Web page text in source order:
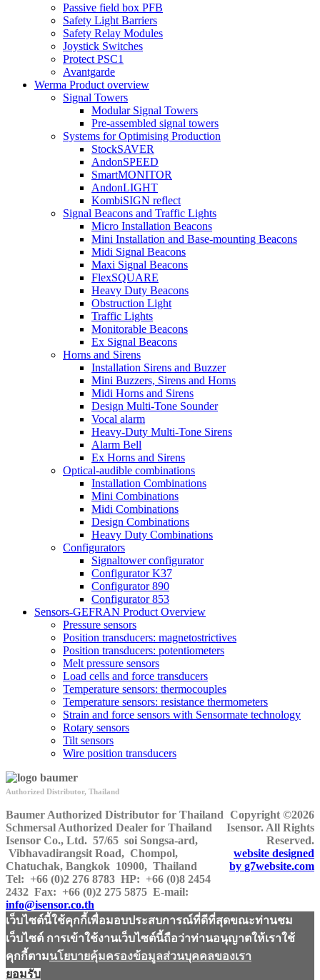
Passive field box PFB
Safety Light Barriers
Safety Relay Modules
Joystick Switches
Protect PSC1
Avantgarde
Werma Product overview
Signal Towers
Modular Signal Towers
Pre-assembled signal towers
Systems for Optimising Production
StockSAVER
AndonSPEED
SmartMONITOR
AndonLIGHT
KombiSIGN reflect
Signal Beacons and Traffic Lights
Micro Installation Beacons
Mini Installation and Base-mounting Beacons
Midi Signal Beacons
Maxi Signal Beacons
FlexSQUARE
Heavy Duty Beacons
Obstruction Light
Traffic Lights
Monitorable Beacons
Ex Signal Beacons
Horns and Sirens
Installation Sirens and Buzzer
Mini Buzzers, Sirens and Horns
Midi Horns and Sirens
Design Multi-Tone Sounder
Vocal alarm
Heavy-Duty Multi-Tone Sirens
Alarm Bell
Ex Horns and Sirens
Optical-audible combinations
Installation Combinations
Mini Combinations
Midi Combinations
Design Combinations
Heavy Duty Combinations
Configurators
Signaltower configurator
Configurator K37
Configurator 890
Configurator 853
Sensors-GEFRAN Product Overview
Pressure sensors
Position transducers: magnetostrictives
Position transducers: potentiometers
Melt pressure sensors
Load cells and force transducers
Temperature sensors: thermocouples
Temperature sensors: resistance thermometers
Strain and force sensors with Sensormate technology
Rotary sensors
Tilt sensors
Wire position transducers
Authorized Distributor, Thailand
Baumer Authorized Distributor for Thailand
Schmersal Authorized Dealer for Thailand
Isensor Co., Ltd. 57/65 soi Songsa-ard,
Vibhavadirangsit Road, Chompol,
Chatuchak, Bangkok 10900, Thailand
Tel: +66 (0)2 276 8783 HP: +66 (0)8 2454
2432 Fax: +66 (0)2 275 5875 E-mail:
info@isensor.co.th
Copyright ©2026
Isensor. All Rights
Reserved.
website designed
by g7website.com
เว็บไซต์นี้ใช้คุกกี้เพื่อมอบประสบการณ์ที่ดีที่สุดขณะท่านชม
เว็บไซต์ การเข้าใช้งานเว็บไซต์นี้ถือว่าท่านอนุญาตให้เราใช้
คุกกี้ตามนโยบายคุ้มครองข้อมูลส่วนบุคคลของเรา
ยอมรับ